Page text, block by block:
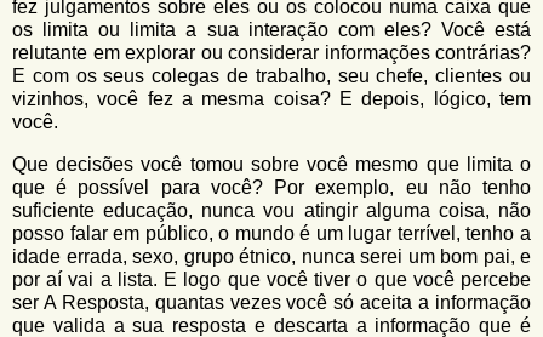
fez julgamentos sobre eles ou os colocou numa caixa que
os limita ou limita a sua interação com eles? Você está
relutante em explorar ou considerar informações contrárias?
E com os seus colegas de trabalho, seu chefe, clientes ou
vizinhos, você fez a mesma coisa? E depois, lógico, tem
você.
Que decisões você tomou sobre você mesmo que limita o
que é possível para você? Por exemplo, eu não tenho
suficiente educação, nunca vou atingir alguma coisa, não
posso falar em público, o mundo é um lugar terrível, tenho a
idade errada, sexo, grupo étnico, nunca serei um bom pai, e
por aí vai a lista. E logo que você tiver o que você percebe
ser A Resposta, quantas vezes você só aceita a informação
que valida a sua resposta e descarta a informação que é